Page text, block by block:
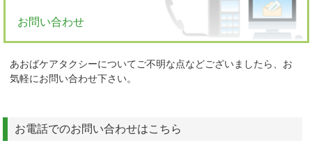
お問い合わせ
あおばケアタクシーについてご不明な点などございましたら、お
気軽にお問い合わせ下さい。
お電話でのお問い合わせはこちら